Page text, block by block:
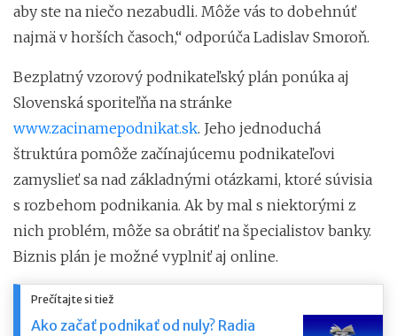
aby ste na niečo nezabudli. Môže vás to dobehnúť
najmä v horších časoch,“ odporúča Ladislav Smoroň.
Bezplatný vzorový podnikateľský plán ponúka aj
Slovenská sporiteľňa na stránke
www.zacinamepodnikat.sk. Jeho jednoduchá
štruktúra pomôže začínajúcemu podnikateľovi
zamyslieť sa nad základnými otázkami, ktoré súvisia
s rozbehom podnikania. Ak by mal s niektorými z
nich problém, môže sa obrátiť na špecialistov banky.
Biznis plán je možné vyplniť aj online.
Prečítajte si tiež
Ako začať podnikať od nuly? Radia